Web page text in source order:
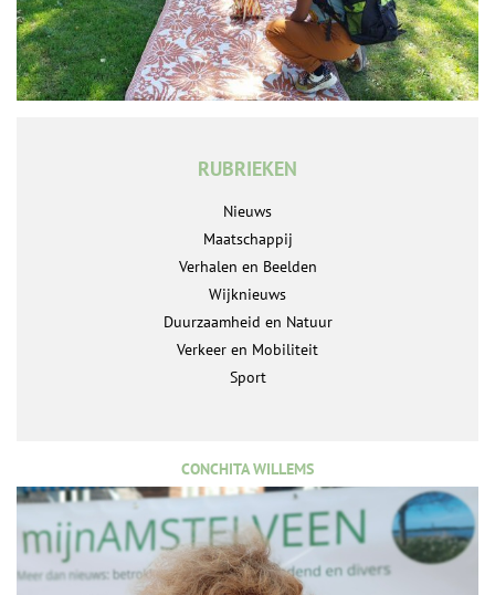
RUBRIEKEN
Nieuws
Maatschappij
Verhalen en Beelden
Wijknieuws
Duurzaamheid en Natuur
Verkeer en Mobiliteit
Sport
CONCHITA WILLEMS